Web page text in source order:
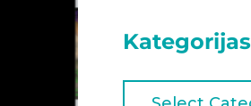
Kategorijas